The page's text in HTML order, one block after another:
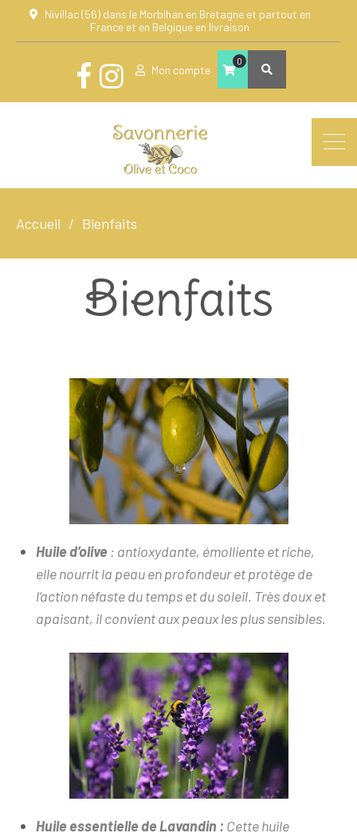
Nivillac (56) dans le Morbihan en Bretagne et partout en
France et en Belgique en livraison
Mon compte
0
Accueil Bienfaits
Bienfaits
Huile d’olive : antioxydante, émolliente et riche,
elle nourrit la peau en profondeur et protège de
l’action néfaste du temps et du soleil. Très doux et
apaisant, il convient aux peaux les plus sensibles.
Huile essentielle de Lavandin : Cette huile